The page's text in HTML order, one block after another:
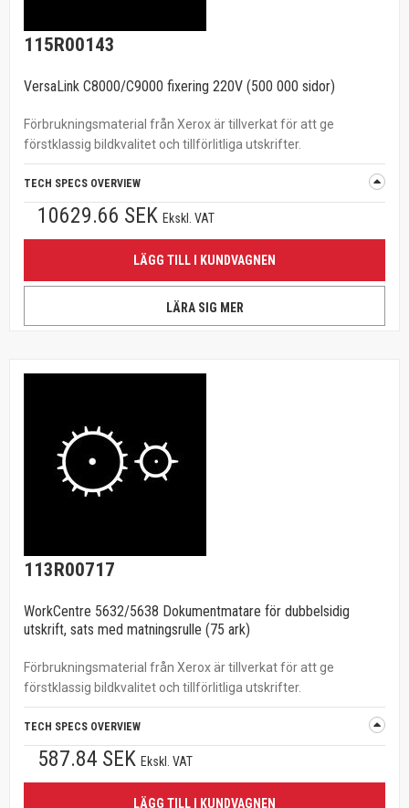
115R00143
VersaLink C8000/C9000 fixering 220V (500 000 sidor)
Förbrukningsmaterial från Xerox är tillverkat för att ge
förstklassig bildkvalitet och tillförlitliga utskrifter.
TECH SPECS OVERVIEW
10629.66 SEK Ekskl. VAT
LÄGG TILL I KUNDVAGNEN
LÄRA SIG MER
113R00717
WorkCentre 5632/5638 Dokumentmatare för dubbelsidig
utskrift, sats med matningsrulle (75 ark)
Förbrukningsmaterial från Xerox är tillverkat för att ge
förstklassig bildkvalitet och tillförlitliga utskrifter.
TECH SPECS OVERVIEW
587.84 SEK Ekskl. VAT
LÄGG TILL I KUNDVAGNEN